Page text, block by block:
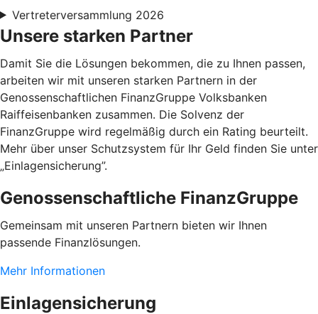
Vertreterversammlung 2026
Unsere starken Partner
Damit Sie die Lösungen bekommen, die zu Ihnen passen,
arbeiten wir mit unseren starken Partnern in der
Genossenschaftlichen FinanzGruppe Volksbanken
Raiffeisenbanken zusammen. Die Solvenz der
FinanzGruppe wird regelmäßig durch ein Rating beurteilt.
Mehr über unser Schutzsystem für Ihr Geld finden Sie unter
„Einlagensicherung”.
Genossenschaftliche FinanzGruppe
Gemeinsam mit unseren Partnern bieten wir Ihnen
passende Finanzlösungen.
Mehr Informationen
Einlagensicherung